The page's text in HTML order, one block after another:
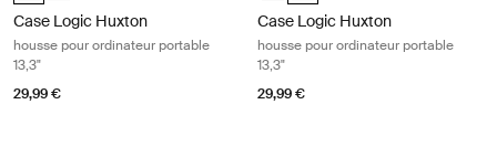
Case Logic Huxton
housse pour ordinateur portable
13,3"
29,99 €
Case Logic Huxton
housse pour ordinateur portable
13,3"
29,99 €